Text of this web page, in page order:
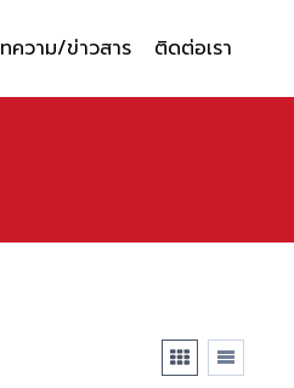
ความ/ข่าวสาร ติดต่อเรา